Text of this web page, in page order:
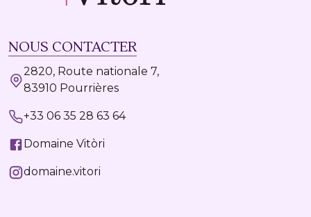
NOUS CONTACTER
2820, Route nationale 7,
83910 Pourrières
+33 06 35 28 63 64
Domaine Vitòri
domaine.vitori